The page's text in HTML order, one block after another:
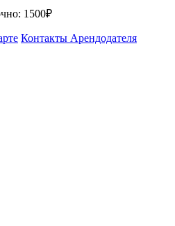
1500₽
Контакты Арендодателя